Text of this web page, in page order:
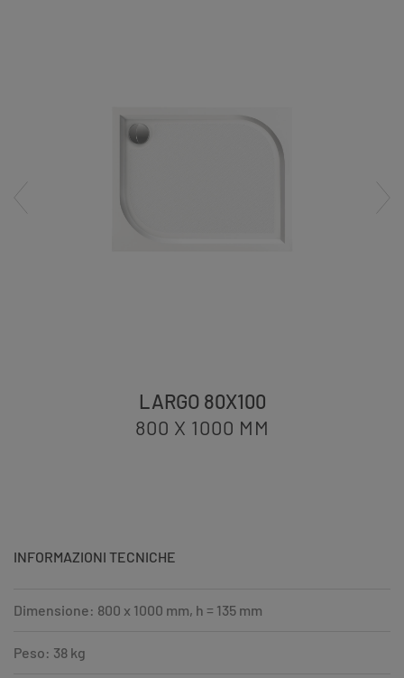
LARGO 80X100
800 X 1000 MM
INFORMAZIONI TECNICHE
Dimensione: 800 x 1000 mm, h = 135 mm
Peso: 38 kg